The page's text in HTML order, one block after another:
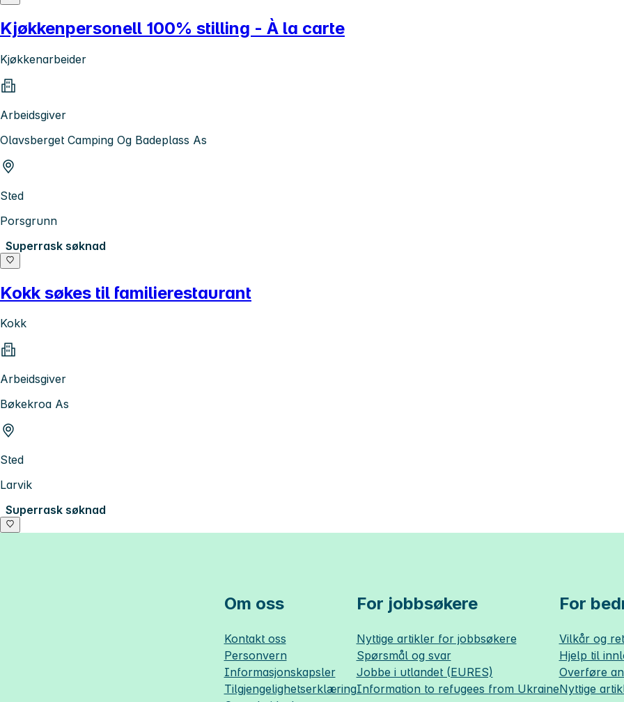
Kjøkkenpersonell 100% stilling - À la carte
Kjøkkenarbeider
Arbeidsgiver
Olavsberget Camping Og Badeplass As
Sted
Porsgrunn
Superrask søknad
Kokk søkes til familierestaurant
Kokk
Arbeidsgiver
Bøkekroa As
Sted
Larvik
Superrask søknad
Om oss
Kontakt oss
Personvern
Informasjonskapsler
Tilgjengelighetserklæring
For jobbsøkere
Nyttige artikler for jobbsøkere
Spørsmål og svar
Jobbe i utlandet (EURES)
Information to refugees from Ukraine
For
Vilkår og
Hjelp til
Overføre
Nyttige